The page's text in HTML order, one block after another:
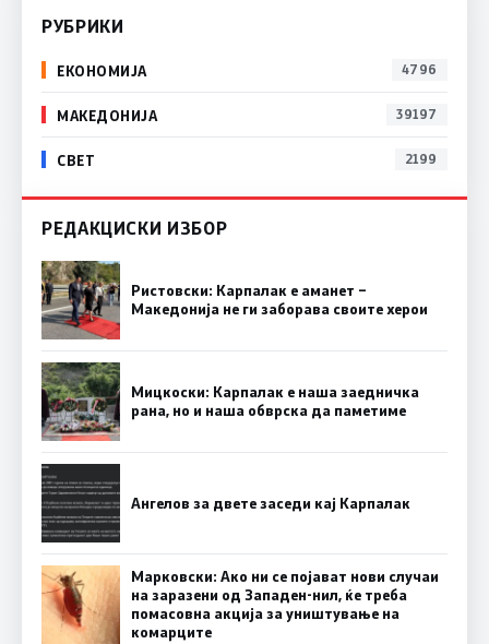
РУБРИКИ
ЕКОНОМИЈА 4796
МАКЕДОНИЈА 39197
СВЕТ 2199
РЕДАКЦИСКИ ИЗБОР
Ристовски: Карпалак е аманет –
Македонија не ги заборава своите херои
Мицкоски: Карпалак е наша заедничка
рана, но и наша обврска да паметиме
Ангелов за двете заседи кај Карпалак
Марковски: Ако ни се појават нови случаи
на заразени од Западен-нил, ќе треба
помасовна акција за уништување на
комарците